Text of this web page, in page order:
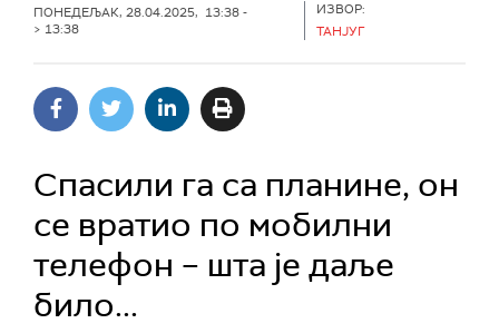
ПОНЕДЕЉАК, 28.04.2025, 13:38 -
> 13:38
ИЗВОР:
ТАНЈУГ
Спасили га са планине, он
се вратио по мобилни
телефон – шта је даље
било...